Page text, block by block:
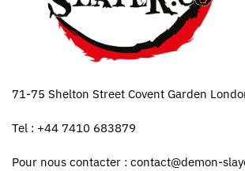
71-75 Shelton Street Covent Garden
Tel : +44 7410 683879
Pour nous contacter : contact@demon-